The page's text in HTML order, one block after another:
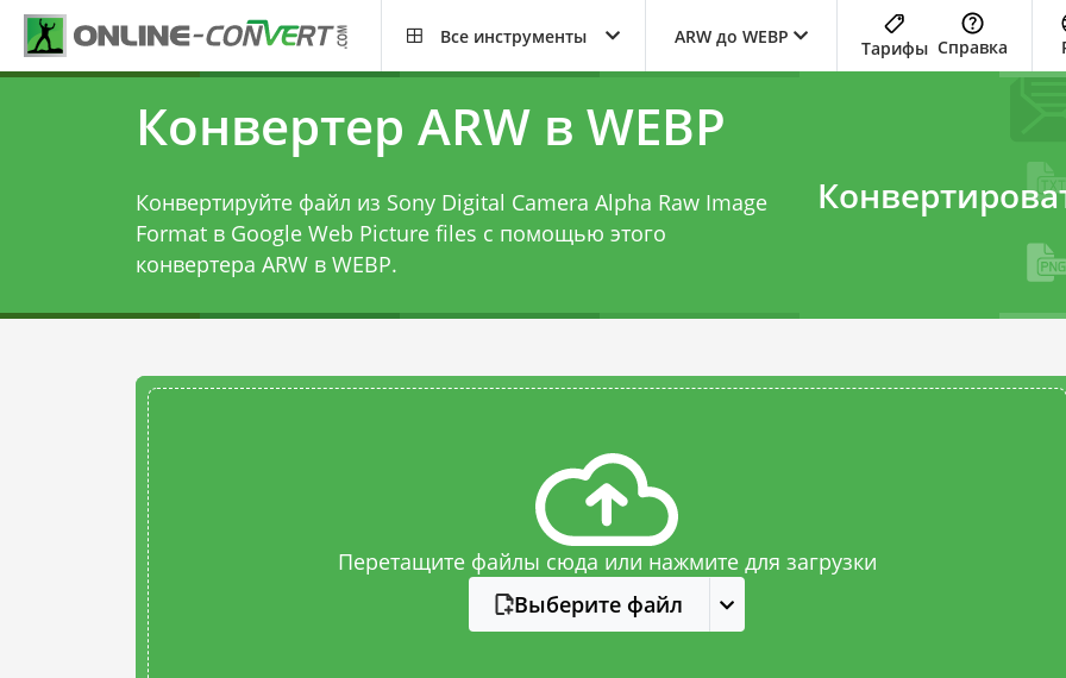
Все инструменты ARW до WEBP
Тарифы Справка
Конвертер ARW в WEBP
Конвертируйте файл из Sony Digital Camera Alpha Raw Image
Format в Google Web Picture files с помощью этого
конвертера ARW в WEBP.
Перетащите файлы сюда или нажмите для загрузки
Выберите файл